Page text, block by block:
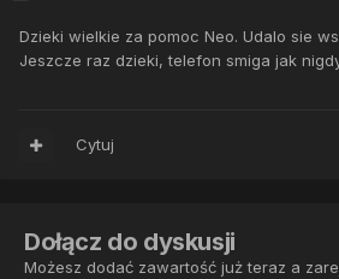
Dzieki wielkie za pomoc Neo. Udalo sie
Jeszcze raz dzieki, telefon smiga jak
Cytuj
Dołącz do dyskusji
Możesz dodać zawartość już teraz a